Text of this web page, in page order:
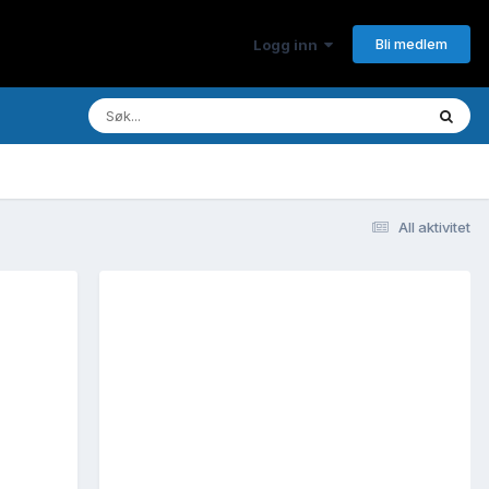
Logg inn Bli medlem
All aktivitet